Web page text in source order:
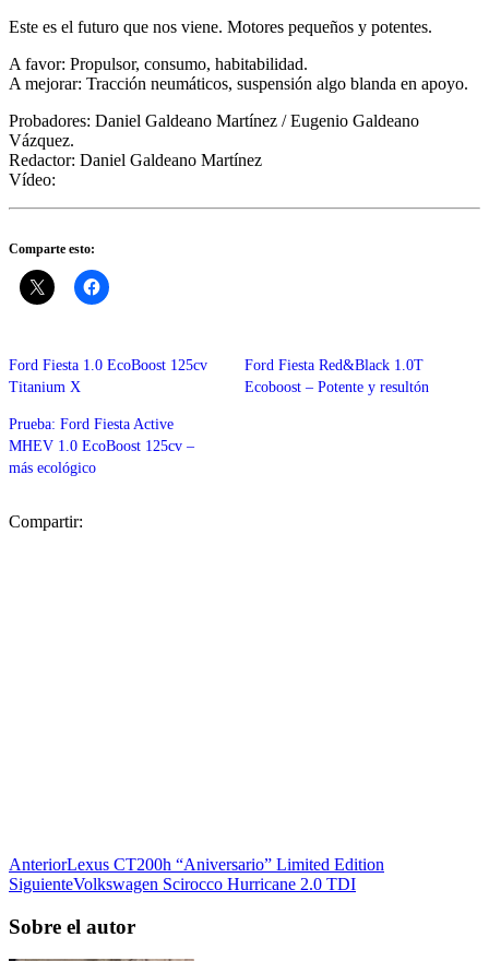
Este es el futuro que nos viene. Motores pequeños y potentes.
A favor: Propulsor, consumo, habitabilidad.
A mejorar: Tracción neumáticos, suspensión algo blanda en apoyo.
Probadores: Daniel Galdeano Martínez / Eugenio Galdeano
Vázquez.
Redactor: Daniel Galdeano Martínez
Vídeo:
Comparte esto:
Ford Fiesta 1.0 EcoBoost 125cv
Titanium X
Ford Fiesta Red&Black 1.0T
Ecoboost – Potente y resultón
Prueba: Ford Fiesta Active
MHEV 1.0 EcoBoost 125cv –
más ecológico
Compartir:
AnteriorLexus CT200h “Aniversario” Limited Edition
SiguienteVolkswagen Scirocco Hurricane 2.0 TDI
Sobre el autor